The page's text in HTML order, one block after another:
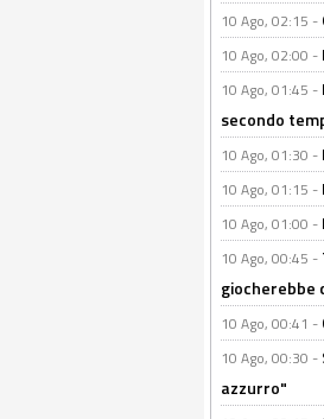
10 Ago, 02:15 -
10 Ago, 02:00 -
10 Ago, 01:45 -
secondo
10 Ago, 01:30 -
10 Ago, 01:15 -
10 Ago, 01:00 -
10 Ago, 00:45 -
giocherebbe
10 Ago, 00:41 -
10 Ago, 00:30 -
azzurro"